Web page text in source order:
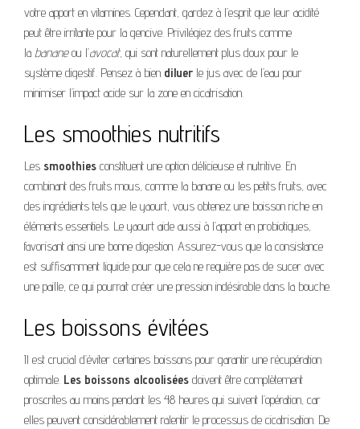
votre apport en vitamines. Cependant, gardez à l’esprit que leur acidité
peut être irritante pour la gencive. Privilégiez des fruits comme
la bananeou l’avocat, qui sont naturellement plus doux pour le
système digestif. Pensez à bien diluer le jus avec de l’eau pour
minimiser l’impact acide sur la zone en cicatrisation.
Les smoothies nutritifs
Les smoothies constituent une option délicieuse et nutritive. En
combinant des fruits mous, comme la banane ou les petits fruits, avec
des ingrédients tels que le yaourt, vous obtenez une boisson riche en
éléments essentiels. Le yaourt aide aussi à l’apport en probiotiques,
favorisant ainsi une bonne digestion. Assurez-vous que la consistance
est suffisamment liquide pour que cela ne requière pas de sucer avec
une paille, ce qui pourrait créer une pression indésirable dans la bouche.
Les boissons évitées
Il est crucial d’éviter certaines boissons pour garantir une récupération
optimale. Les boissons alcoolisées doivent être complètement
proscrites au moins pendant les 48 heures qui suivent l’opération, car
elles peuvent considérablement ralentir le processus de cicatrisation. De